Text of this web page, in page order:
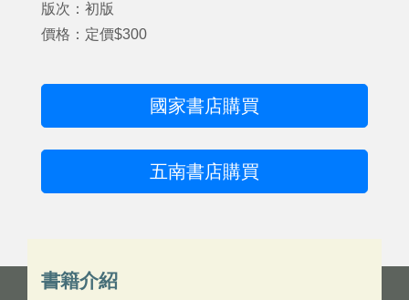
版次：初版
價格：定價$300
國家書店購買
五南書店購買
書籍介紹